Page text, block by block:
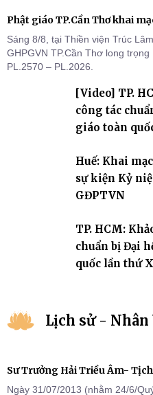
Phật giáo TP.Cần Thơ khai
Sáng 8/8, tại Thiền viện Trúc
GHPGVN TP.Cần Thơ long
PL.2570 – PL.2026.
[Video] TP.
công tác
giáo toàn
Huế: Khai
sự kiện Kỷ
GĐPTVN
TP. HCM:
chuẩn bị Đại
quốc lần thứ
Lịch sử - Nhân
Sư Trưởng Hải Triều Âm-
Ngày 31/07/2013 (nhằm 24/6/